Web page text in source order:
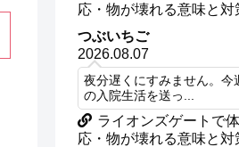
応・物が壊れる意味と対
つぶいちご
2026.08.07
夜分遅くにすみません。今
の入院生活を送っ...
ライオンズゲートで
応・物が壊れる意味と対